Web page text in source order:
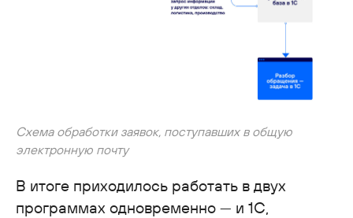
Схема обработки заявок, поступавших в общую
электронную почту
В итоге приходилось работать в двух
программах одновременно — и 1С,